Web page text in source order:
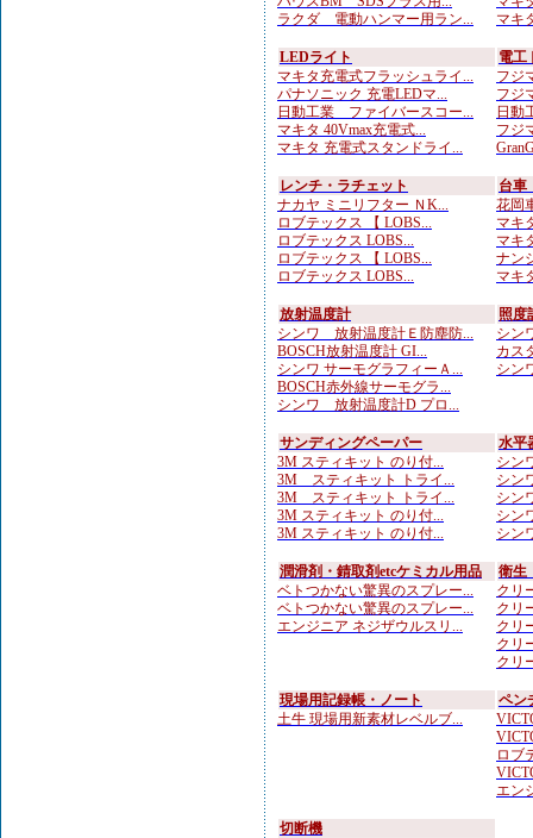
ラクダ 電動ハンマー用ラン...
マキ
LEDライト
マキタ充電式フラッシュライ...
パナソニック 充電LEDマ...
日動工業 ファイバースコー...
マキタ 40Vmax充電式...
マキタ 充電式スタンドライ...
電工
フジ
フジ
日動
フジ
レンチ・ラチェット
ナカヤ ミニリフター ＮK...
ロブテックス 【 LOBS...
ロブテックス LOBS...
ロブテックス 【 LOBS...
ロブテックス LOBS...
台車
花岡
マキ
マキ
ナン
マキ
放射温度計
シンワ 放射温度計Ｅ防塵防...
BOSCH放射温度計 GI...
シンワ サーモグラフィーＡ...
BOSCH赤外線サーモグラ...
シンワ 放射温度計D プロ...
照度
シン
カス
シン
サンディングペーパー
3M スティキット のり付...
3M スティキット トライ...
3M スティキット トライ...
3M スティキット のり付...
3M スティキット のり付...
水平
シン
シン
シン
シン
シン
潤滑剤・錆取剤etcケミカル用品
ベトつかない驚異のスプレー...
ベトつかない驚異のスプレー...
エンジニア ネジザウルスリ...
衛生
クリ
クリ
クリ
クリ
クリ
現場用記録帳・ノート
土牛 現場用新素材レベルブ...
ペン
ロブ
エン
切断機